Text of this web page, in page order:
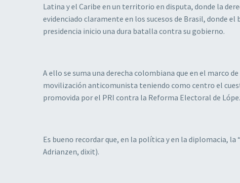
Latina y el Caribe en un territorio en disputa, donde la
evidenciado claramente en los sucesos de Brasil, donde
presidencia inicio una dura batalla contra su gobierno.
A ello se suma una derecha colombiana que en el marco
movilización anticomunista teniendo como centro el
promovida por el PRI contra la Reforma Electoral de
Es bueno recordar que, en la política y en la diplomacia,
Adrianzen, dixit).